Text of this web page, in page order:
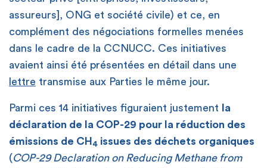
assureurs], ONG et société civile) et ce, en
complément des négociations formelles menées
dans le cadre de la CCNUCC. Ces initiatives
avaient ainsi été présentées en détail dans une
lettre transmise aux Parties le même jour.
Parmi ces 14 initiatives figuraient justement
la
déclaration de la COP-29 pour la réduction des
émissions de CH 4 issues des déchets organiques
(COP-29 Declaration on Reducing Methane from